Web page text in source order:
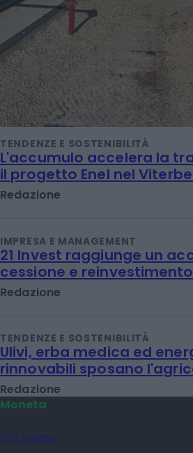
TENDENZE E SOSTENIBILITÀ
L'accumulo accelera la
il progetto Enel nel
Redazione
IMPRESA E MANAGEMENT
21 Invest raggiunge un
cessione e
Redazione
TENDENZE E SOSTENIBILITÀ
Ulivi, erba medica ed
rinnovabili sposano
Redazione
Moneta
Chi siamo